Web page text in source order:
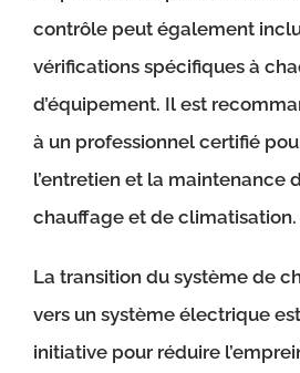
contrôle peut également
vérifications spécifiques à
d’équipement. Il est
à un professionnel certifié
l’entretien et la maintenance
chauffage et de climatisation.
La transition du système de
vers un système électrique
initiative pour réduire